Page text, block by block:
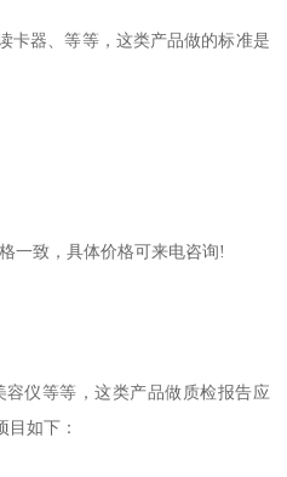
卡器、等等，这类产品做的标准是
一致，具体价格可来电咨询!
仪等等，这类产品做质检报告应
目如下：